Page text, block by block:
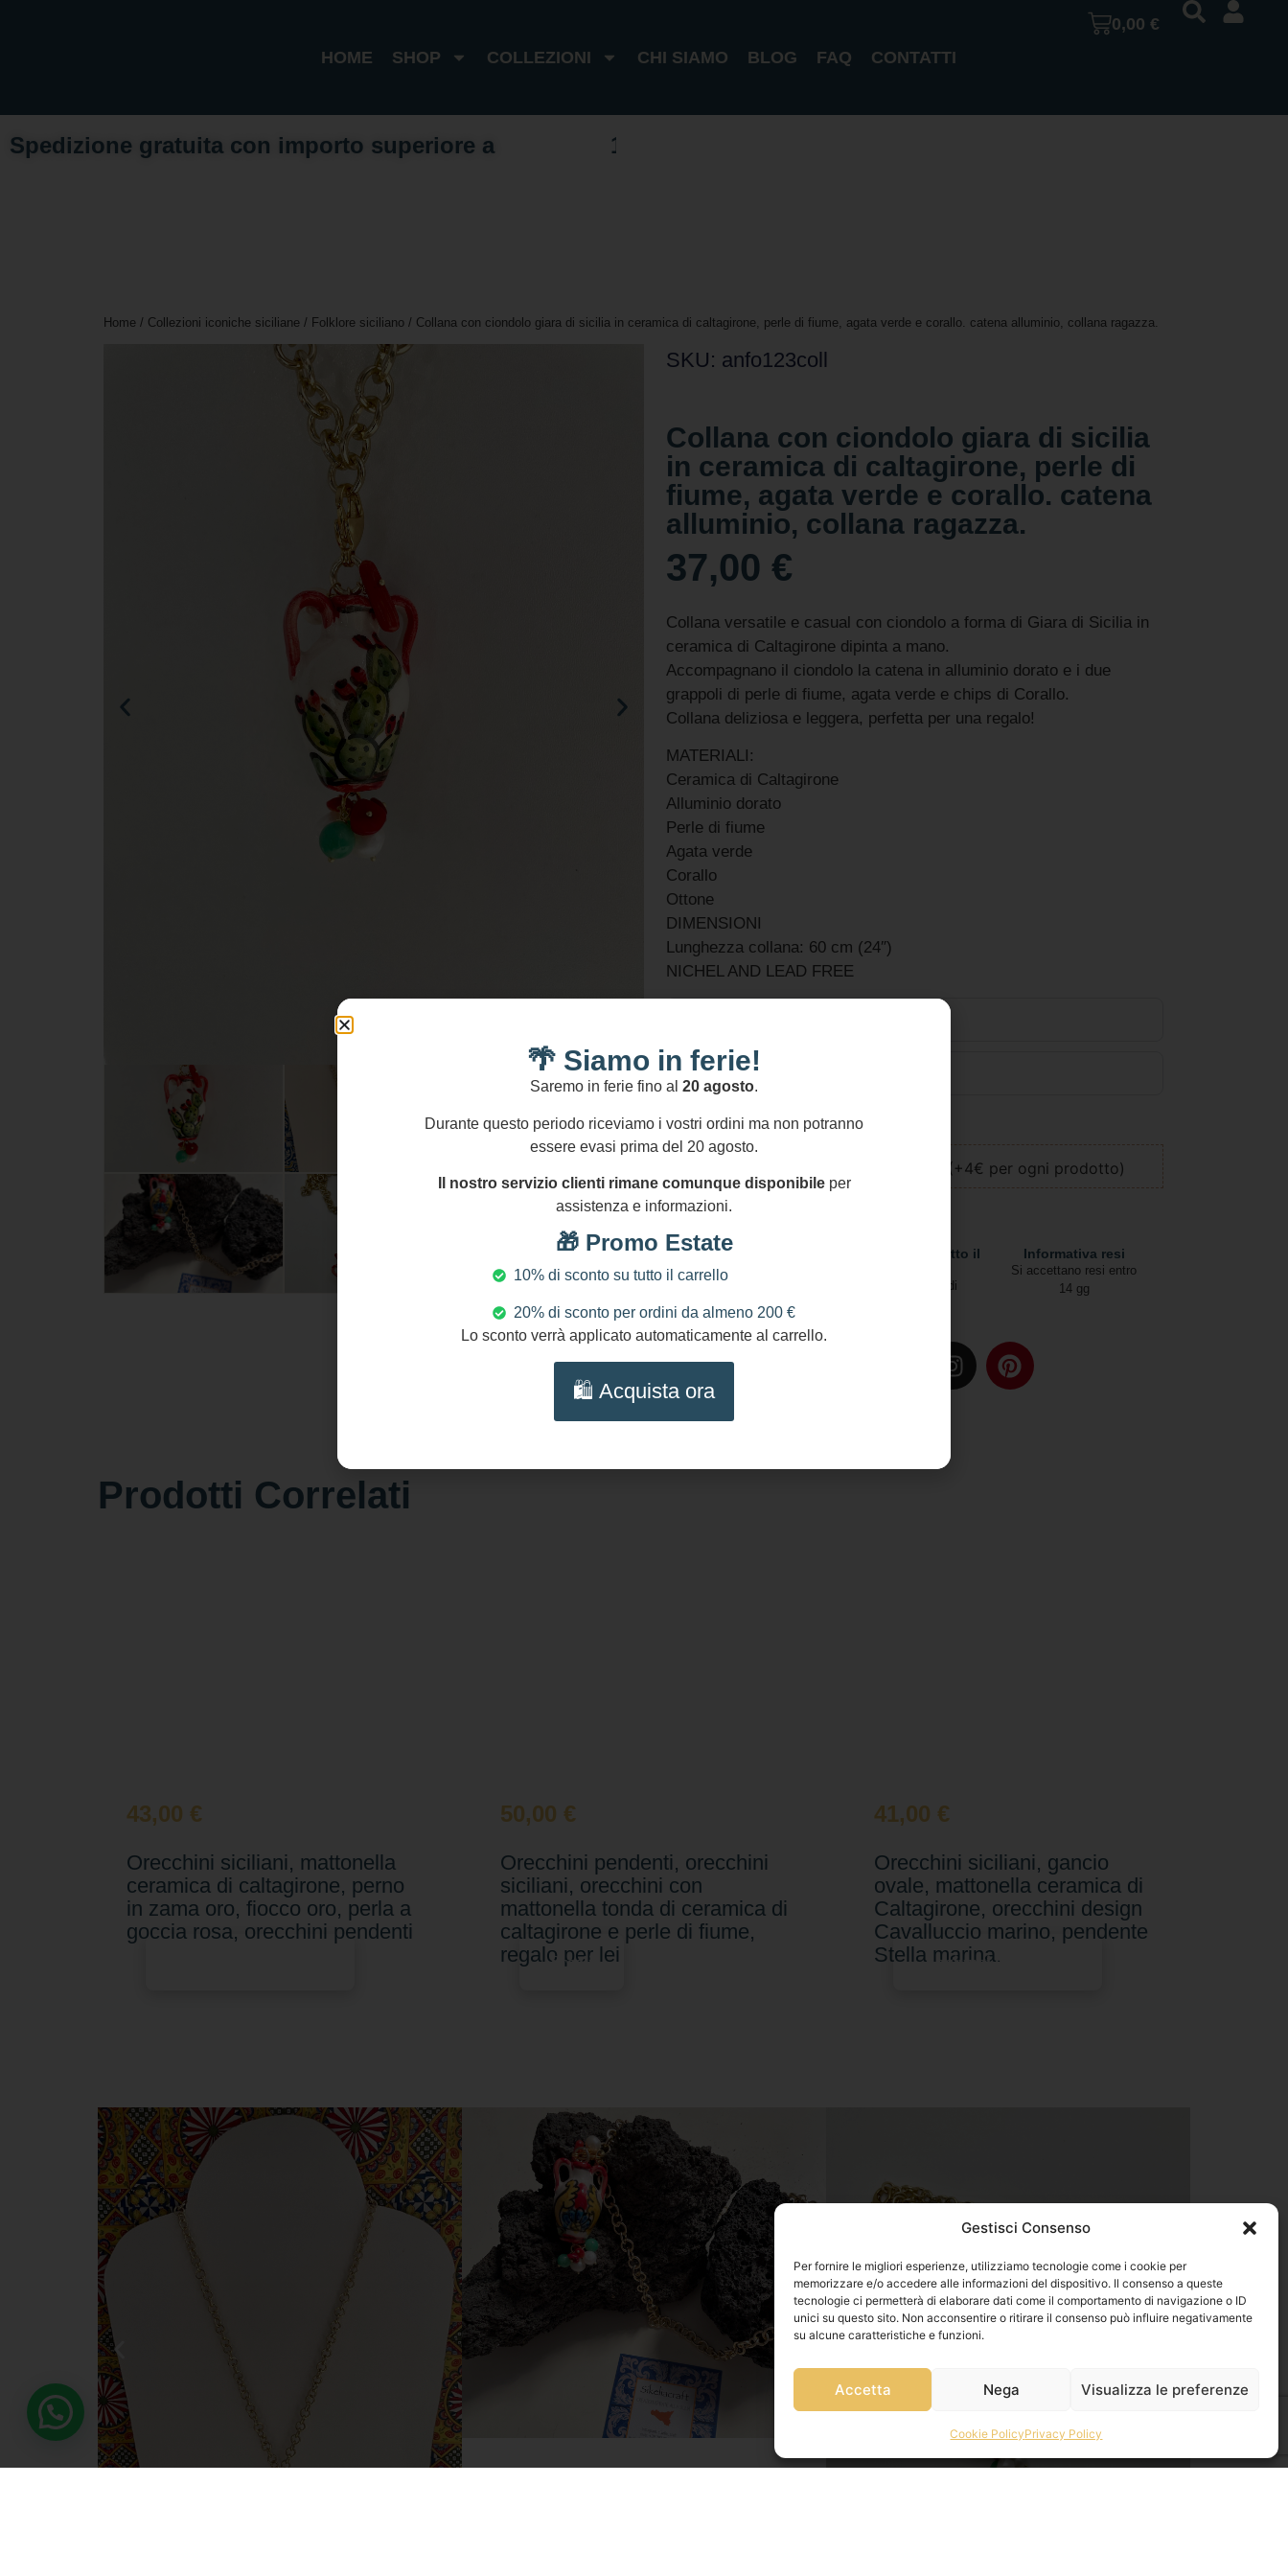
Gestisci Consenso
Per fornire le migliori esperienze, utilizziamo tecnologie come i cookie per
memorizzare e/o accedere alle informazioni del dispositivo. Il consenso a queste
tecnologie ci permetterà di elaborare dati come il comportamento di navigazione o ID
unici su questo sito. Non acconsentire o ritirare il consenso può influire negativamente
su alcune caratteristiche e funzioni.
Accetta Nega Visualizza le preferenze
Cookie PolicyPrivacy Policy
HOME SHOP COLLEZIONI CHI SIAMO BLOG FAQ CONTATTI
0,00€
Spedizione gratuita con importo superiore a 1
Home / Collezioni iconiche siciliane / Folklore siciliano/ Collana con ciondolo giara di sicilia in ceramica di caltagirone, perle di fiume, agata verde e corallo. catena alluminio, collana ragazza.
SKU: anfo123coll
Collana con ciondolo giara di sicilia
in ceramica di caltagirone, perle di
fiume, agata verde e corallo. catena
alluminio, collana ragazza.
37,00 €
Collana versatile e casual con ciondolo a forma di Giara di Sicilia in
ceramica di Caltagirone dipinta a mano.
Accompagnano il ciondolo la catena in alluminio dorato e i due
grappoli di perle di fiume, agata verde e chips di Corallo.
Collana deliziosa e leggera, perfetta per una regalo!
MATERIALI:
Ceramica di Caltagirone
Alluminio dorato
Perle di fiume
Agata verde
Corallo
Ottone
DIMENSIONI
Lunghezza collana: 60 cm (24″)
NICHEL AND LEAD FREE
GPSR
Aggiungi Al Carrello
Aggiungi confezione regalo (+4€ per ogni prodotto)
Pagamenti Sicuri
Transazioni protette al
Spedizioni in tutto il
Due modalità di
Informativa resi
Si accettano resi entro
14 gg
Prodotti Correlati
43,00 €
Orecchini siciliani, mattonella
ceramica di caltagirone, perno
in zama oro, fiocco oro, perla a
goccia rosa, orecchini pendenti
50,00 €
Orecchini pendenti, orecchini
siciliani, orecchini con
mattonella tonda di ceramica di
caltagirone e perle di fiume,
regalo per lei
Scegli
41,00 €
Orecchini siciliani, gancio
ovale, mattonella ceramica di
Caltagirone, orecchini design
Cavalluccio marino, pendente
Stella marina.
Aggiungi al carrello
🌴 Siamo in ferie!
Saremo in ferie fino al 20 agosto.
Durante questo periodo riceviamo i vostri ordini ma non potranno
essere evasi prima del 20 agosto.
Il nostro servizio clienti rimane comunque disponibileper
assistenza e informazioni.
🎁 Promo Estate
10% di sconto su tutto il carrello
20% di sconto per ordini da almeno 200 €
Lo sconto verrà applicato automaticamente al carrello.
🛍️ Acquista ora